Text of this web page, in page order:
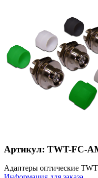
Артикул: TWT-FC-
Адаптеры оптические